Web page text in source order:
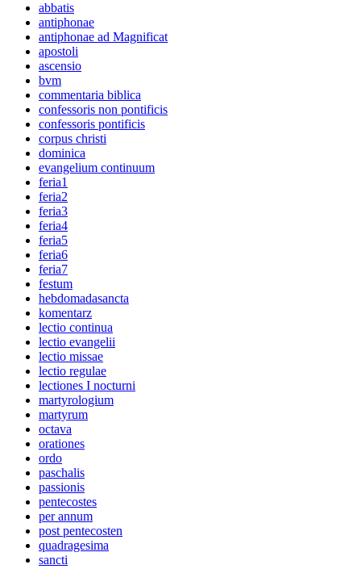
abbatis
antiphonae
antiphonae ad Magnificat
apostoli
ascensio
bvm
commentaria biblica
confessoris non pontificis
confessoris pontificis
corpus christi
dominica
evangelium continuum
feria1
feria2
feria3
feria4
feria5
feria6
feria7
festum
hebdomadasancta
komentarz
lectio continua
lectio evangelii
lectio missae
lectio regulae
lectiones I nocturni
martyrologium
martyrum
octava
orationes
ordo
paschalis
passionis
pentecostes
per annum
post pentecosten
quadragesima
sancti